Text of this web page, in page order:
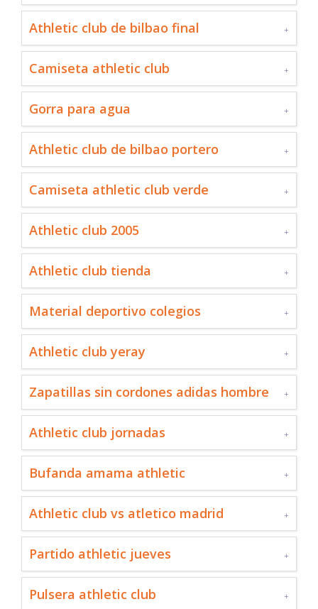
Athletic club de bilbao final
Camiseta athletic club
Gorra para agua
Athletic club de bilbao portero
Camiseta athletic club verde
Athletic club 2005
Athletic club tienda
Material deportivo colegios
Athletic club yeray
Zapatillas sin cordones adidas hombre
Athletic club jornadas
Bufanda amama athletic
Athletic club vs atletico madrid
Partido athletic jueves
Pulsera athletic club